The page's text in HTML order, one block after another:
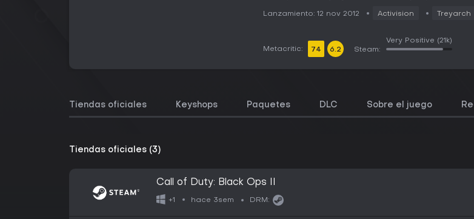
Lanzamiento: 12 nov 2012 Activision Treyarch
Metacritic: 74 6.2 Steam:
Very Positive (21k)
Tiendas oficiales Keyshops Paquetes DLC Sobre el juego
Tiendas oficiales (3)
Call of Duty: Black Ops II
+1 hace 3sem DRM: